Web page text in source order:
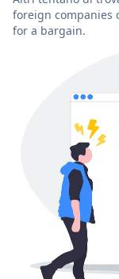
foreign companies
for a bargain.